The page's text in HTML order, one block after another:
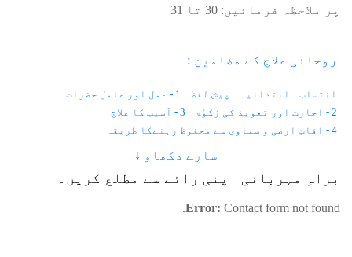
پر ملاحظہ فرمائیں: 30 تا 31
روحانی علاج کے مضامین :
انتساب ابتدائیہ پیش لفظ
1 - عمل اور عامل حضرات
2 - اجازت اور تعویذ کی زکوٰۃ
3 - آسیب کا علاج
4 - آفاتِ ارضی و سماوی سے محفوظ رہنےکا طریقہ
5 - آنکھوں کے امراض
6 - موتیا اور پڑبال
10 - آنکھ کا نا سُور
11 - بھینگا پن
سارے دکھاو ↓
براہِ مہربانی اپنی رائے سے مطلع کریں۔
Error: Contact form not found.